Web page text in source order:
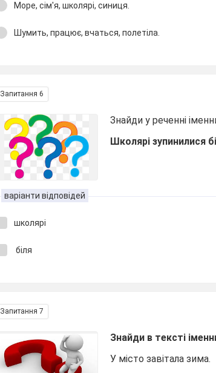
Море, сім'я, школярі, синиця.
Шумить, працює, вчаться, полетіла.
Запитання 6
Знайди у реченні
Школярі зупинилися
варіанти відповідей
школярі
біля
Запитання 7
Знайди в тексті
У місто завітала зима.